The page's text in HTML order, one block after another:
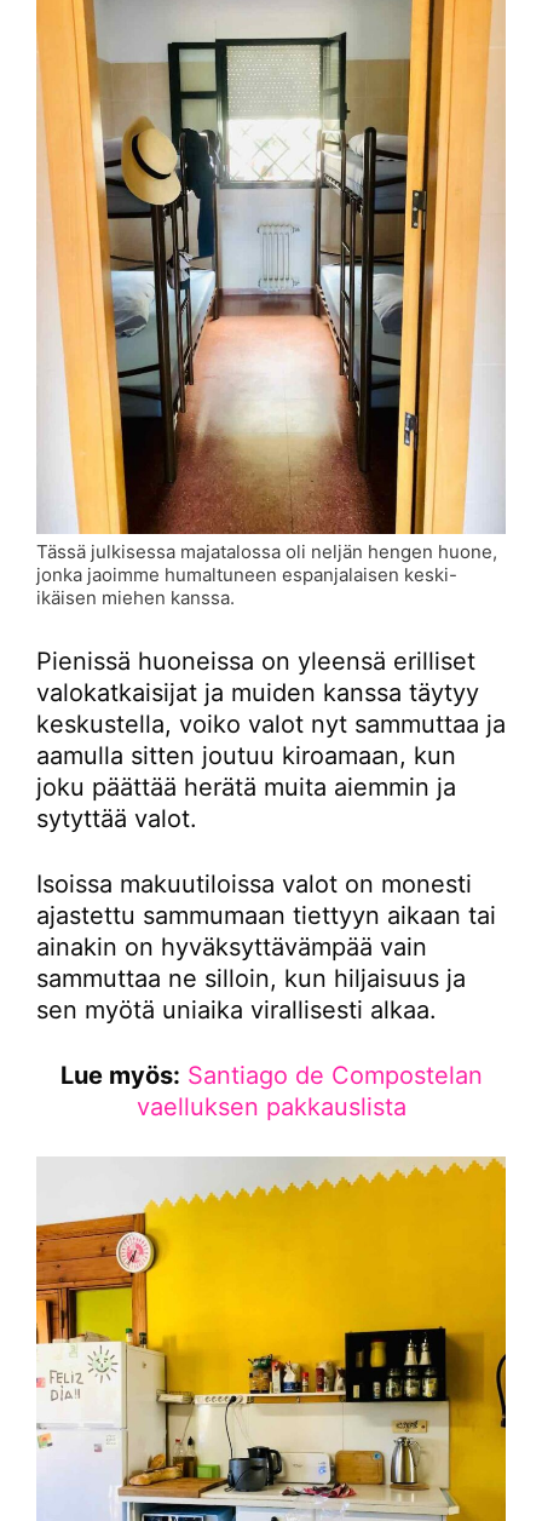
Tässä julkisessa majatalossa oli neljän hengen huone,
jonka jaoimme humaltuneen espanjalaisen keski-
ikäisen miehen kanssa.
Pienissä huoneissa on yleensä erilliset
valokatkaisijat ja muiden kanssa täytyy
keskustella, voiko valot nyt sammuttaa ja
aamulla sitten joutuu kiroamaan, kun
joku päättää herätä muita aiemmin ja
sytyttää valot.
Isoissa makuutiloissa valot on monesti
ajastettu sammumaan tiettyyn aikaan tai
ainakin on hyväksyttävämpää vain
sammuttaa ne silloin, kun hiljaisuus ja
sen myötä uniaika virallisesti alkaa.
Lue myös: Santiago de Compostelan
vaelluksen pakkauslista